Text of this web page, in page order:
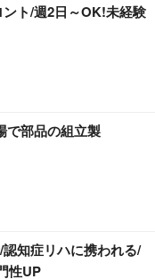
ト/週2日～OK!未経験
で部品の組立製
知症リハに携われる/
性UP